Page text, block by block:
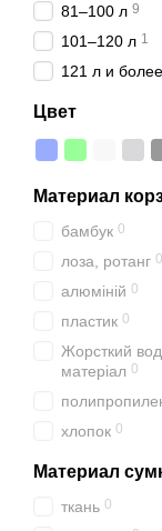
81–100 л 9
101–120 л 1
121 л и более
Цвет
Материал
бамбук 0
лоза, ротанг 0
алюміній 0
пластик 0
Жорсткий
матеріал 0
хлопок 0
Материал
ткань 0